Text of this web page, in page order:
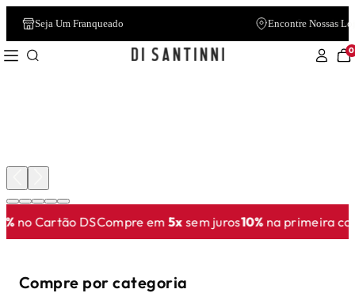
Seja Um Franqueado Encontre Nossas
0
no Cartão DSCompre em5xsem juros10%na primeira
Compre por categoria